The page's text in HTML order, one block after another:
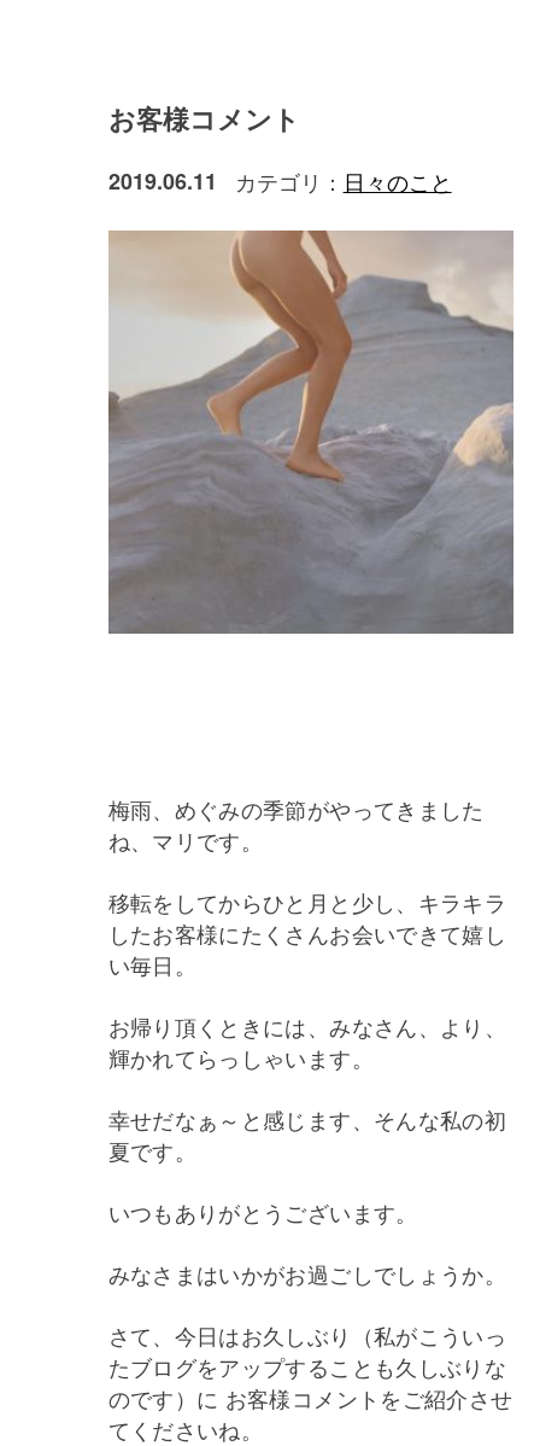
お客様コメント
2019.06.11 カテゴリ： 日々のこと
梅雨、めぐみの季節がやってきました
ね、マリです。
移転をしてからひと月と少し、キラキラ
したお客様にたくさんお会いできて嬉し
い毎日。
お帰り頂くときには、みなさん、より、
輝かれてらっしゃいます。
幸せだなぁ～と感じます、そんな私の初
夏です。
いつもありがとうございます。
みなさまはいかがお過ごしでしょうか。
さて、今日はお久しぶり（私がこういっ
たブログをアップすることも久しぶりな
のです）に お客様コメントをご紹介させ
てくださいね。